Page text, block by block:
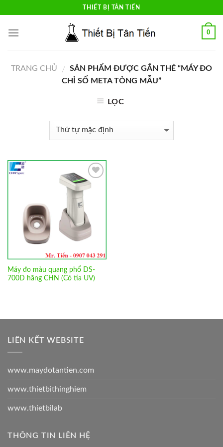
content
THIẾT BỊ TÂN TIẾN
0
TRANG CHỦ /
SẢN PHẨM ĐƯỢC GẮN THẺ “MÁY ĐO
CHỈ SỐ META TỎNG MẪU”
LỌC
Add to
Wishlist
Máy đo màu quang phổ DS-
700D hãng CHN (Có tia UV)
LIÊN KẾT WEBSITE
www.maydotantien.com
www.thietbithinghiem
www.thietbilab
THÔNG TIN LIÊN HỆ